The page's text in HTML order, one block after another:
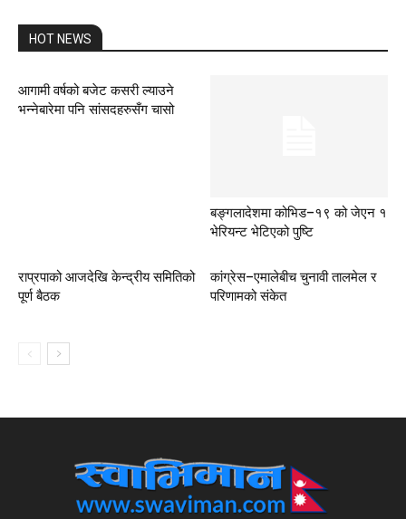
HOT NEWS
आगामी वर्षको बजेट कसरी ल्याउने
भन्नेबारेमा पनि सांसदहरुसँग चासो
बङ्गलादेशमा कोभिड–१९ को जेएन १
भेरियन्ट भेटिएको पुष्टि
राप्रपाको आजदेखि केन्द्रीय समितिको
पूर्ण बैठक
कांग्रेस–एमालेबीच चुनावी तालमेल र
परिणामको संकेत